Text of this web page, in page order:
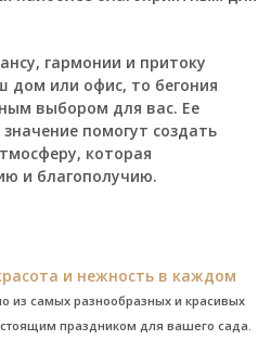
гармонии и притоку
дом или офис, то бегония
выбором для вас. Ее
помогут создать
которая
и благополучию.
и нежность в каждом
из самых разнообразных и красивых
праздником для вашего сада.